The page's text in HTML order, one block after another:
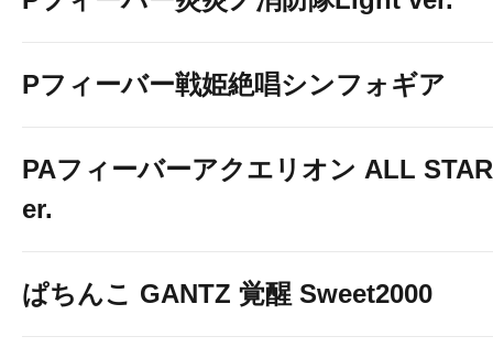
Pフィーバー戦姫絶唱シンフォギア
PAフィーバーアクエリオン ALL
er.
ぱちんこ GANTZ 覚醒 Sweet2000